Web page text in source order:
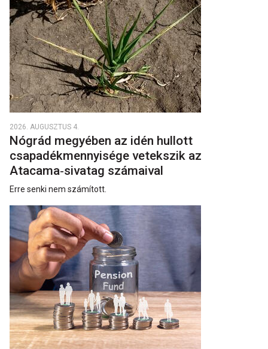
2026. AUGUSZTUS 4.
Nógrád megyében az idén hullott
csapadékmennyisége vetekszik az
Atacama‑sivatag számaival
Erre senki nem számított.